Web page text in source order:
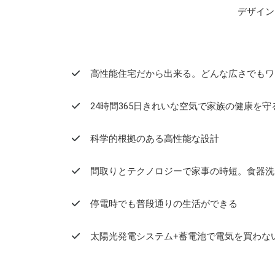
デザイ
高性能住宅だから出来る。どんな広さでも
24時間365日きれいな空気で家族の健康を守
科学的根拠のある高性能な設計
間取りとテクノロジーで家事の時短。食器
停電時でも普段通りの生活ができる
太陽光発電システム+蓄電池で電気を買わな